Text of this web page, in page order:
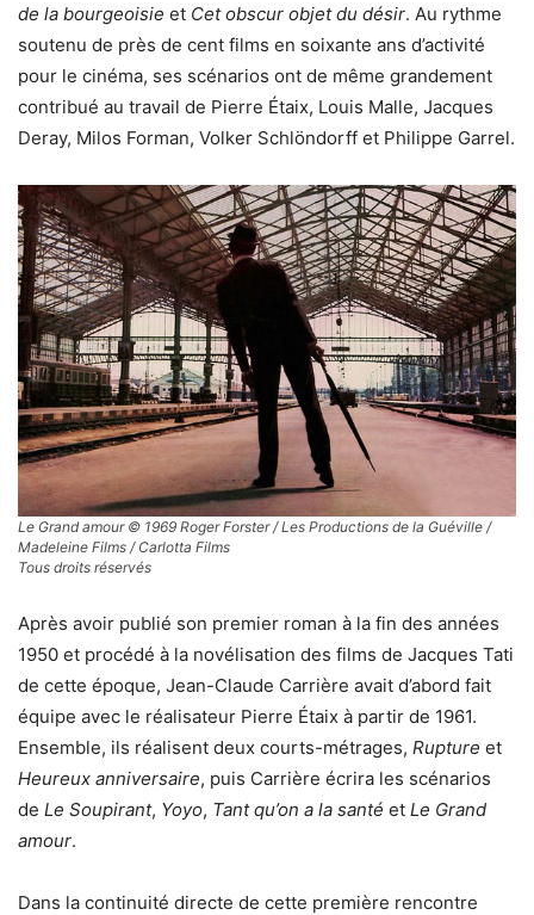
de la bourgeoisie et Cet obscur objet du désir. Au rythme
soutenu de près de cent films en soixante ans d’activité
pour le cinéma, ses scénarios ont de même grandement
contribué au travail de Pierre Étaix, Louis Malle, Jacques
Deray, Milos Forman, Volker Schlöndorff et Philippe Garrel.
Le Grand amour © 1969 Roger Forster / Les Productions de la Guéville /
Madeleine Films / Carlotta Films
Tous droits réservés
Après avoir publié son premier roman à la fin des années
1950 et procédé à la novélisation des films de Jacques Tati
de cette époque, Jean-Claude Carrière avait d’abord fait
équipe avec le réalisateur Pierre Étaix à partir de 1961.
Ensemble, ils réalisent deux courts-métrages, Rupture et
Heureux anniversaire, puis Carrière écrira les scénarios
de Le Soupirant, Yoyo, Tant qu’on a la santé et Le Grand
amour.
Dans la continuité directe de cette première rencontre